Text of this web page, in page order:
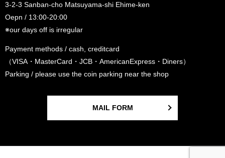
3-2-3 Sanban-cho Matsuyama-shi Ehime-ken
Oepn / 13:00-20:00
※our days off is irregular
Payment methods / cash, creditcard
（VISA・MasterCard・JCB・AmericanExpress・Diners）
Parking / please use the coin parking near the shop
MAIL FORM